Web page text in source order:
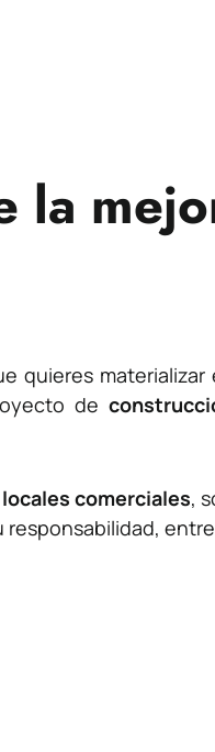
la
quieres materializar
de
locales comerciales,